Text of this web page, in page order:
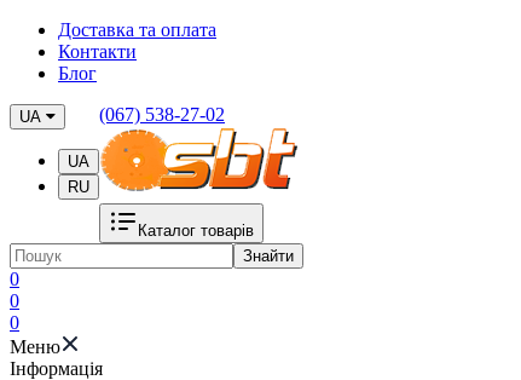
Доставка та оплата
Контакти
Блог
UA
UA
RU
(067) 538-27-02
Каталог товарів
Знайти
0
0
0
Меню
Iнформація